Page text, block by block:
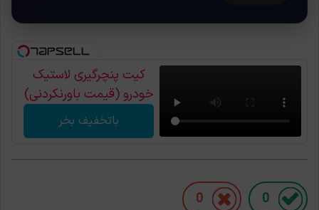
کیت پنچرگیری لاستیک
خودرو (قیمت باورنکردنی)
باتخفیف بخر
0
0